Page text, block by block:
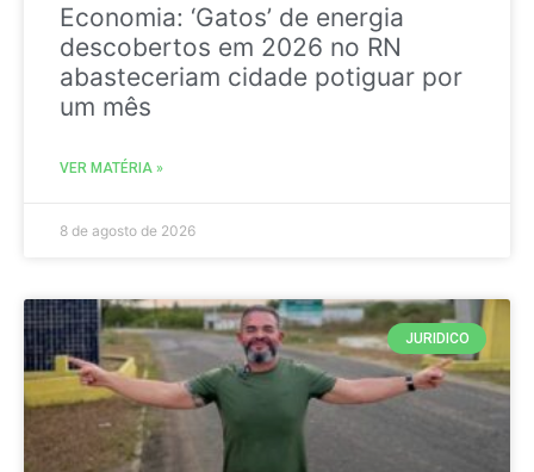
Economia: ‘Gatos’ de energia
descobertos em 2026 no RN
abasteceriam cidade potiguar por
um mês
VER MATÉRIA »
8 de agosto de 2026
JURIDICO